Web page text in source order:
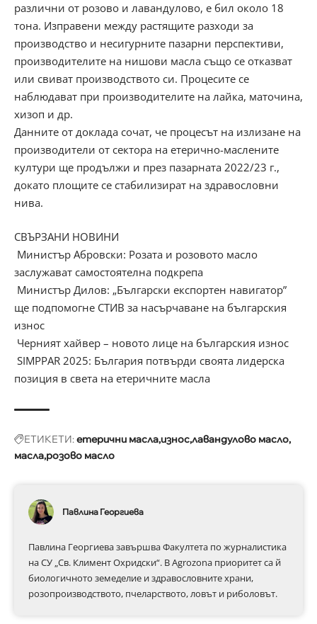
различни от розово и лавандулово, е бил около 18
тона. Изправени между растящите разходи за
производство и несигурните пазарни перспективи,
производителите на нишови масла също се отказват
или свиват производството си. Процесите се
наблюдават при производителите на лайка, маточина,
хизоп и др.
Данните от доклада сочат, че процесът на излизане на
производители от сектора на етерично-маслените
култури ще продължи и през пазарната 2022/23 г.,
докато площите се стабилизират на здравословни
нива.
СВЪРЗАНИ НОВИНИ
Министър Абровски: Розата и розовото масло
заслужават самостоятелна подкрепа
Министър Дилов: „Български експортен навигатор”
ще подпомогне СТИВ за насърчаване на българския
износ
Черният хайвер – новото лице на българския износ
SIMPPAR 2025: България потвърди своята лидерска
позиция в света на етеричните масла
ЕТИКЕТИ:етерични маслаизнославандулово масло
масла розово масло
Павлина Георгиева
Павлина Георгиева завършва Факултета по журналистика
на СУ „Св. Климент Охридски“. В Аgrozona приоритет са й
биологичното земеделие и здравословните храни,
розопроизводството, пчеларството, ловът и риболовът.